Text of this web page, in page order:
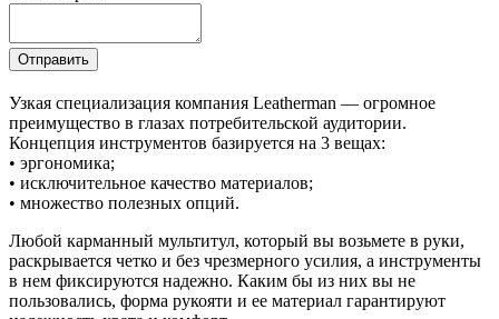
Узкая специализация компания Leatherman — огромное
преимущество в глазах потребительской аудитории.
Концепция инструментов базируется на 3 вещах:
• эргономика;
• исключительное качество материалов;
• множество полезных опций.
Любой карманный мультитул, который вы возьмете в руки,
раскрывается четко и без чрезмерного усилия, а инструменты
в нем фиксируются надежно. Каким бы из них вы не
пользовались, форма рукояти и ее материал гарантируют